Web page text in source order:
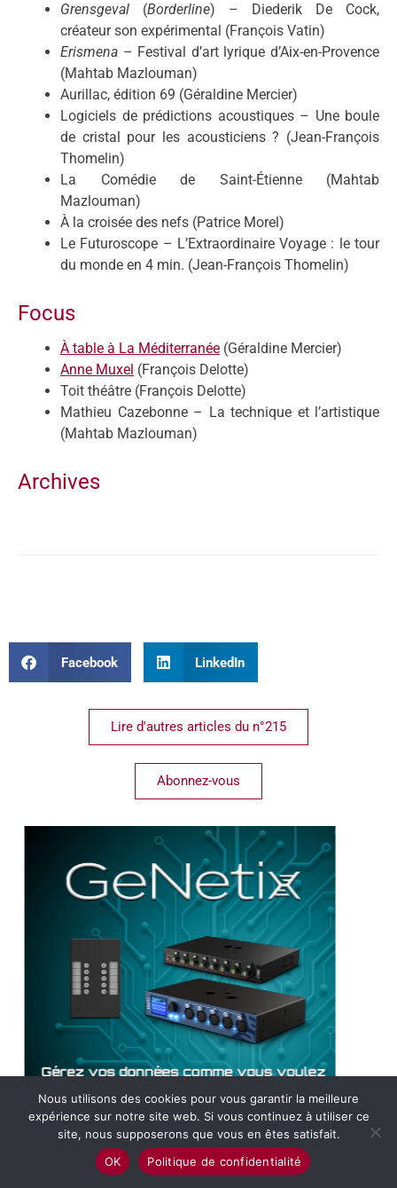
Grensgeval (Borderline) – Diederik De Cock,
créateur son expérimental (François Vatin)
Erismena – Festival d’art lyrique d’Aix-en-Provence
(Mahtab Mazlouman)
Aurillac, édition 69 (Géraldine Mercier)
Logiciels de prédictions acoustiques – Une boule
de cristal pour les acousticiens ? (Jean-François
Thomelin)
La Comédie de Saint-Étienne (Mahtab
Mazlouman)
À la croisée des nefs (Patrice Morel)
Le Futuroscope – L’Extraordinaire Voyage : le tour
du monde en 4 min. (Jean-François Thomelin)
Focus
À table à La Méditerranée (Géraldine Mercier)
Anne Muxel (François Delotte)
Toit théâtre (François Delotte)
Mathieu Cazebonne – La technique et l’artistique
(Mahtab Mazlouman)
Archives
Facebook LinkedIn
Lire d'autres articles du n°215
Abonnez-vous
Nous utilisons des cookies pour vous garantir la meilleure
expérience sur notre site web. Si vous continuez à utiliser ce
site, nous supposerons que vous en êtes satisfait.
OK
Politique de confidentialité